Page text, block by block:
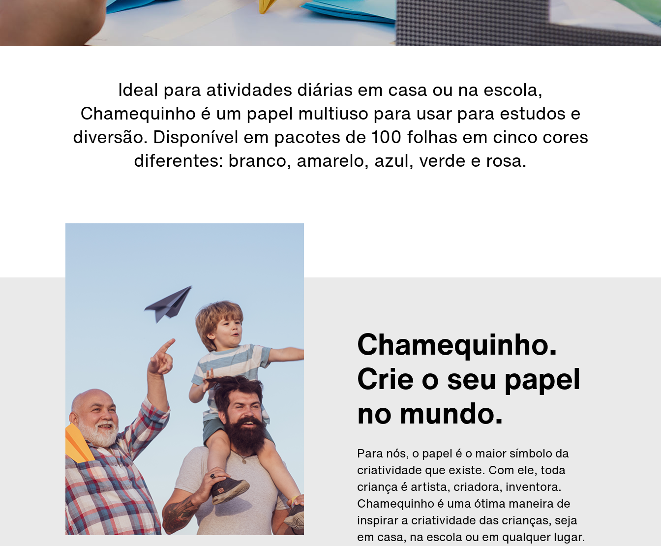
Ideal para atividades diárias em casa ou na escola,
Chamequinho é um papel multiuso para usar para estudos e
diversão. Disponível em pacotes de 100 folhas em cinco cores
diferentes: branco, amarelo, azul, verde e rosa.
Chamequinho.
Crie o seu papel
no mundo.
Para nós, o papel é o maior símbolo da
criatividade que existe. Com ele, toda
criança é artista, criadora, inventora.
Chamequinho é uma ótima maneira de
inspirar a criatividade das crianças, seja
em casa, na escola ou em qualquer lugar.